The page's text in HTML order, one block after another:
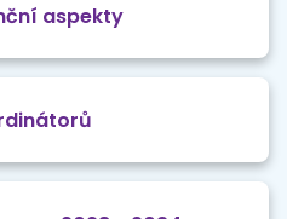
aspekty